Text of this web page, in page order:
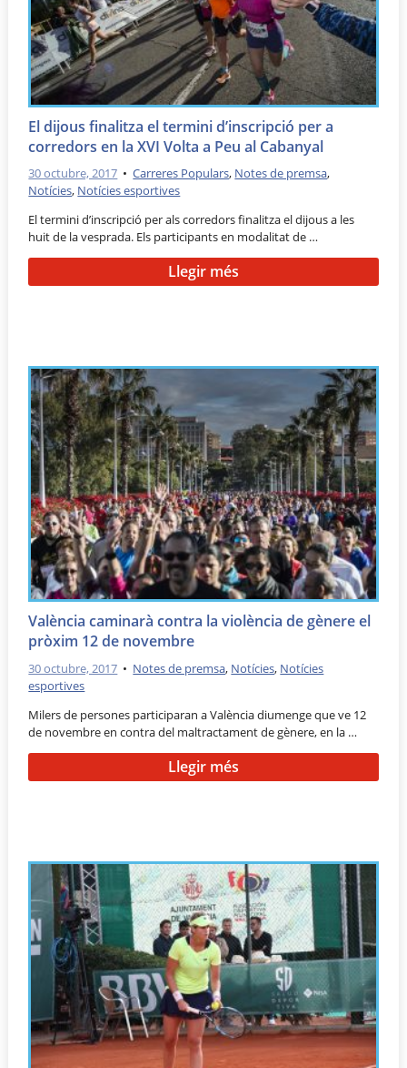
El dijous finalitza el termini d’inscripció per a
corredors en la XVI Volta a Peu al Cabanyal
30 octubre, 2017 •Carreres Populars, Notes de premsa,
Notícies, Notícies esportives
El termini d’inscripció per als corredors finalitza el dijous a les
huit de la vesprada. Els participants en modalitat de …
Llegir més
València caminarà contra la violència de gènere el
pròxim 12 de novembre
30 octubre, 2017 • Notes de premsa, Notícies, Notícies
esportives
Milers de persones participaran a València diumenge que ve 12
de novembre en contra del maltractament de gènere, en la …
Llegir més